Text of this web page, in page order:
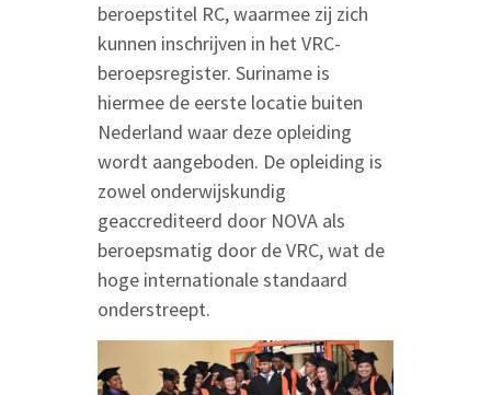
beroepstitel RC, waarmee zij zich
kunnen inschrijven in het VRC-
beroepsregister. Suriname is
hiermee de eerste locatie buiten
Nederland waar deze opleiding
wordt aangeboden. De opleiding is
zowel onderwijskundig
geaccrediteerd door NOVA als
beroepsmatig door de VRC, wat de
hoge internationale standaard
onderstreept.